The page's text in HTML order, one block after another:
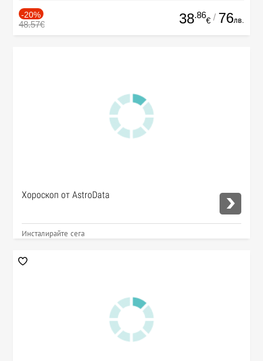
-20%
48.57€ 38.86
€ / 76лв.
Хороскоп от AstroData
Инсталирайте сега